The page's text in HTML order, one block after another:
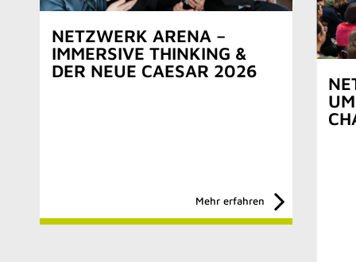
NETZWERK ARENA –
IMMERSIVE THINKING &
DER NEUE CAESAR 2026
Mehr erfahren